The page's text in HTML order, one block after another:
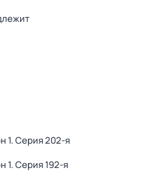
1. Серия 202-я
1. Серия 192-я